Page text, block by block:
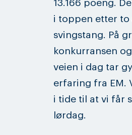
13.166 poeng.
i toppen etter to
svingstang. På
konkurransen
veien i dag tar
erfaring fra EM.
i tide til at vi får
lørdag.